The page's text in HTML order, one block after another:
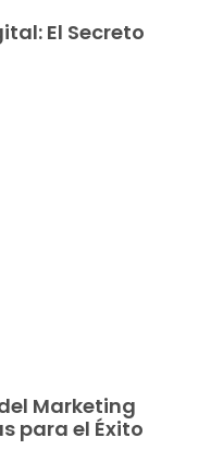
El Secreto
Marketing
para el Éxito